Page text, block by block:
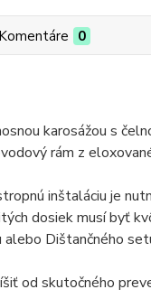
0
karosážou s
rám z
inštaláciu je
dosiek musí byť
Dištančného
od skutočného